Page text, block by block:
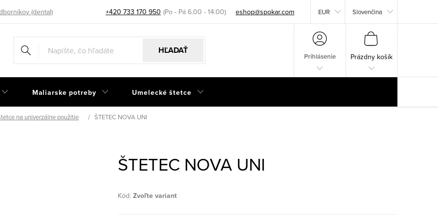
+420 733 170 950 eshop@spokar.com
(dental) EUR Slovenčina
HĽADAŤ
Prihlásenie
Prázdny košík
Maliarske potreby Umelecké štetce
na univerzálne použitie ŠTETEC NOVA UNI
ŠTETEC NOVA UNI
Kód: Zvoľte variant